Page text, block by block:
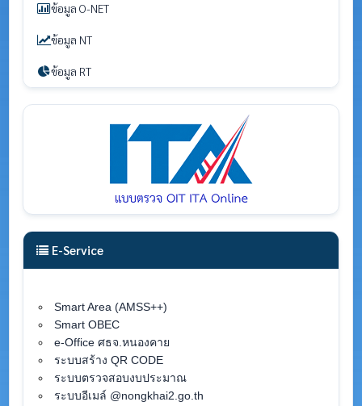
ข้อมูล O-NET
ข้อมูล NT
ข้อมูล RT
E-Service
Smart Area (AMSS++)
Smart OBEC
e-Office ศธจ.หนองคาย
ระบบสร้าง QR CODE
ระบบตรวจสอบงบประมาณ
ระบบอีเมล์ @nongkhai2.go.th